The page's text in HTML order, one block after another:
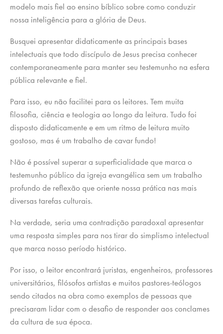
modelo mais fiel ao ensino bíblico sobre como conduzir
nossa inteligência para a glória de Deus.
Busquei apresentar didaticamente as principais bases
intelectuais que todo discípulo de Jesus precisa conhecer
contemporaneamente para manter seu testemunho na esfera
pública relevante e fiel.
Para isso, eu não facilitei para os leitores. Tem muita
filosofia, ciência e teologia ao longo da leitura. Tudo foi
disposto didaticamente e em um ritmo de leitura muito
gostoso, mas é um trabalho de cavar fundo!
Não é possível superar a superficialidade que marca o
testemunho público da igreja evangélica sem um trabalho
profundo de reflexão que oriente nossa prática nas mais
diversas tarefas culturais.
Na verdade, seria uma contradição paradoxal apresentar
uma resposta simples para nos tirar do simplismo intelectual
que marca nosso período histórico.
Por isso, o leitor encontrará juristas, engenheiros, professores
universitários, filósofos artistas e muitos pastores-teólogos
sendo citados na obra como exemplos de pessoas que
precisaram lidar com o desafio de responder aos conclames
da cultura de sua época.